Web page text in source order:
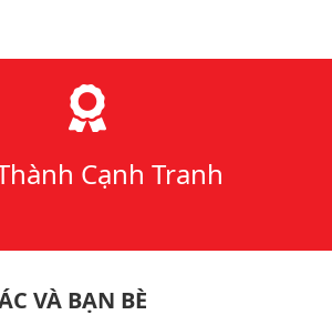
Cạnh Tranh
VÀ BẠN BÈ